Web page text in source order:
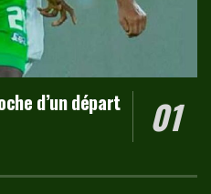
d’un départ